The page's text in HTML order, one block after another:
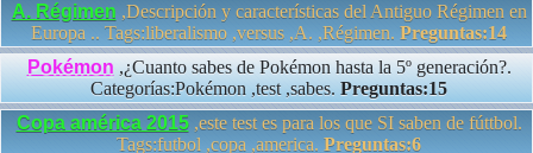
A. Régimen ,Descripción y características del Antiguo Régimen en
Europa .. Tags:liberalismo ,versus ,A. ,Régimen. Preguntas:14
Pokémon ,¿Cuanto sabes de Pokémon hasta la 5º generación?.
Categorías:Pokémon ,test ,sabes. Preguntas:15
Copa américa 2015,este test es para los que SI saben de fúttbol.
Tags:futbol ,copa ,america. Preguntas:6